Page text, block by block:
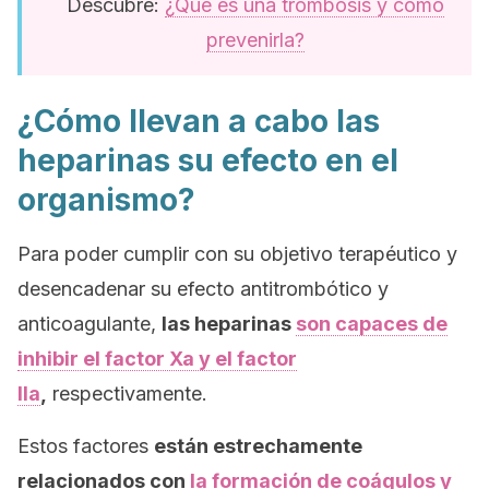
Descubre: ¿Qué es una trombosis y cómo
prevenirla?
¿Cómo llevan a cabo las
heparinas su efecto en el
organismo?
Para poder cumplir con su objetivo terapéutico y
desencadenar su efecto antitrombótico y
anticoagulante, las heparinas son capaces de
inhibir el factor Xa y el factor
IIa
respectivamente.
Estos factores están estrechamente
relacionados con la formación de coágulos y